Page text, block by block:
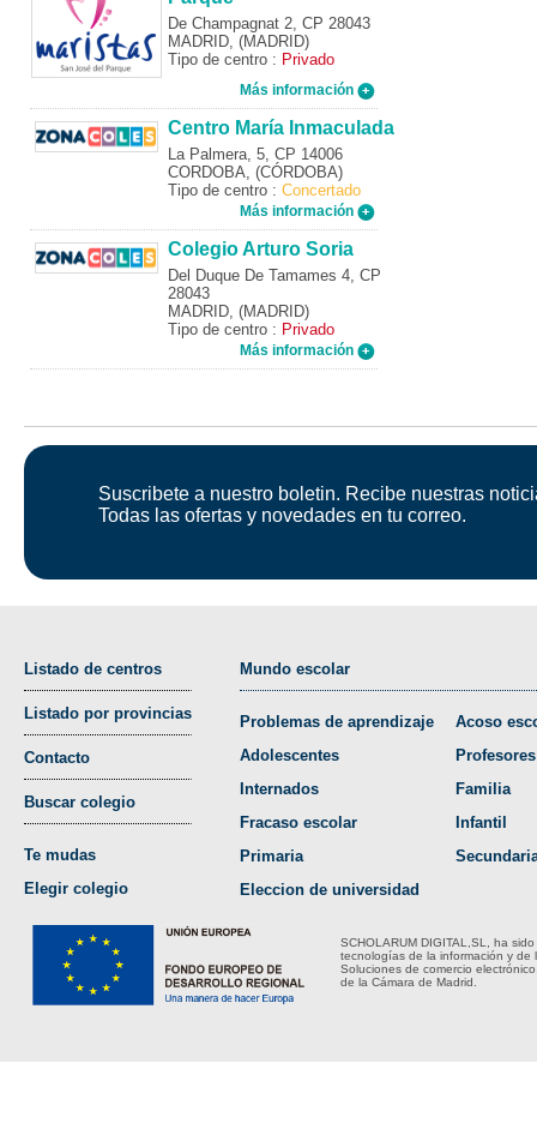
De Champagnat 2, CP 28043
MADRID, (MADRID)
Tipo de centro : Privado
Más información
Centro María Inmaculada
La Palmera, 5, CP 14006
CORDOBA, (CÓRDOBA)
Tipo de centro : Concertado
Más información
Colegio Arturo Soria
Del Duque De Tamames 4, CP
28043
MADRID, (MADRID)
Tipo de centro : Privado
Más información
Suscribete a nuestro boletin. Recibe nuestras
Todas las ofertas y novedades en tu correo.
Listado de centros
Listado por provincias
Contacto
Buscar colegio
Te mudas
Elegir colegio
Mundo escolar
Problemas de aprendizaje
Adolescentes
Internados
Fracaso escolar
Primaria
Eleccion de universidad
Acoso
Profesores
Familia
Infantil
SCHOLARUM DIGITAL,SL, ha
tecnologías de la información y de
Soluciones de comercio
de la Cámara de Madrid.